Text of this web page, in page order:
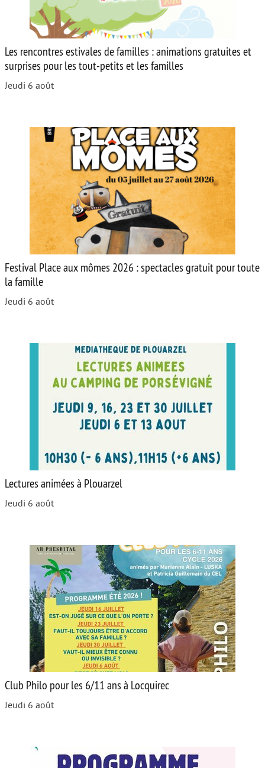
Les rencontres estivales de familles : animations gratuites et
surprises pour les tout-petits et les familles
Jeudi 6 août
Festival Place aux mômes 2026 : spectacles gratuit pour toute
la famille
Jeudi 6 août
Lectures animées à Plouarzel
Jeudi 6 août
Club Philo pour les 6/11 ans à Locquirec
Jeudi 6 août